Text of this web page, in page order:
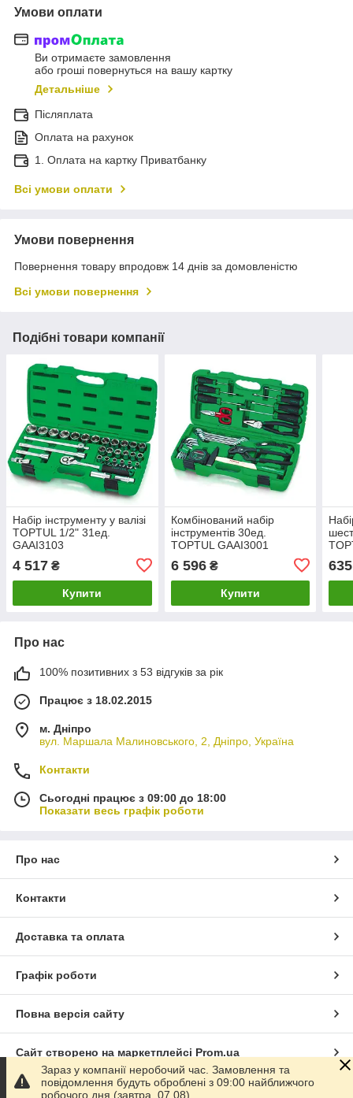
Умови оплати
Ви отримаєте замовлення
або гроші повернуться на вашу картку
Детальніше
Післяплата
Оплата на рахунок
1. Оплата на картку Приватбанку
Всі умови оплати
Умови повернення
Повернення товару впродовж 14 днів за домовленістю
Всі умови повернення
Подібні товари компанії
Набір інструменту у валізі
TOPTUL 1/2" 31ед.
GAAI3103
4 517 ₴
Купити
Комбінований набір
інструментів 30ед.
TOPTUL GAAI3001
6 596₴
Купити
635
Про нас
100% позитивних з 53 відгуків за рік
Працює з 18.02.2015
м. Дніпро
вул. Маршала Малиновського, 2, Дніпро, Україна
Контакти
Сьогодні працює з 09:00 до 18:00
Показати весь графік роботи
Про нас
Контакти
Доставка та оплата
Графік роботи
Повна версія сайту
Сайт створено на маркетплейсі Prom.ua
Політика конфіденційності
Зараз у компанії неробочий час. Замовлення та
повідомлення будуть оброблені з 09:00 найближчого
робочого дня (завтра, 07.08).